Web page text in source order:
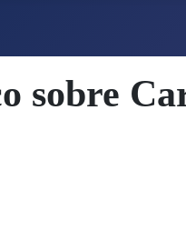
sobre